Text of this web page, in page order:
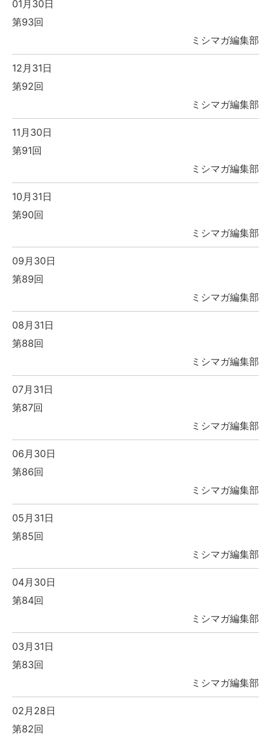
01月30日
第93回
ミシマガ編集部
12月31日
第92回
ミシマガ編集部
11月30日
第91回
ミシマガ編集部
10月31日
第90回
ミシマガ編集部
09月30日
第89回
ミシマガ編集部
08月31日
第88回
ミシマガ編集部
07月31日
第87回
ミシマガ編集部
06月30日
第86回
ミシマガ編集部
05月31日
第85回
ミシマガ編集部
04月30日
第84回
ミシマガ編集部
03月31日
第83回
ミシマガ編集部
02月28日
第82回